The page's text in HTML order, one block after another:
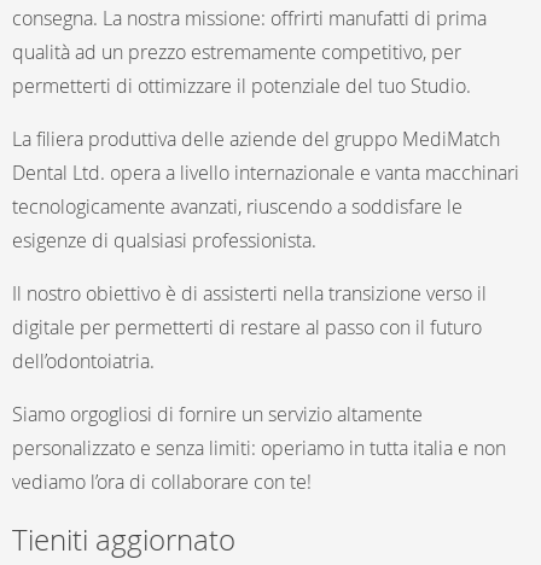
consegna. La nostra missione: offrirti manufatti di prima
qualità ad un prezzo estremamente competitivo, per
permetterti di ottimizzare il potenziale del tuo Studio.
La filiera produttiva delle aziende del gruppo MediMatch
Dental Ltd. opera a livello internazionale e vanta macchinari
tecnologicamente avanzati, riuscendo a soddisfare le
esigenze di qualsiasi professionista.
Il nostro obiettivo è di assisterti nella transizione verso il
digitale per permetterti di restare al passo con il futuro
dell’odontoiatria.
Siamo orgogliosi di fornire un servizio altamente
personalizzato e senza limiti: operiamo in tutta italia e non
vediamo l’ora di collaborare con te!
Tieniti aggiornato